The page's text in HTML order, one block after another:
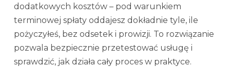
dodatkowych kosztów – pod warunkiem
terminowej spłaty oddajesz dokładnie tyle, ile
pożyczyłeś, bez odsetek i prowizji. To rozwiązanie
pozwala bezpiecznie przetestować usługę i
sprawdzić, jak działa cały proces w praktyce.